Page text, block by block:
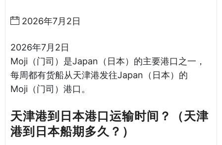
2026年7月2日
2026年7月2日
Moji（门司）是Japan（日本）的主要港口之一，
每周都有货船从天津港发往Japan（日本）的
Moji（门司）港口。
天津港到日本港口运输时间？（天津
港到日本船期多久？）